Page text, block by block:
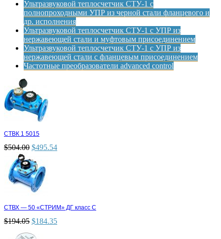
Ультразвуковой теплосчетчик СТУ-1 с
полнопроходными УПР из черной стали фланцевого и
др. исполнения
Ультразвуковой теплосчетчик СТУ-1 с УПР из
нержавеющей стали и муфтовым присоединением
Ультразвуковой теплосчетчик СТУ-1 с УПР из
нержавеющей стали с фланцевым присоединением
Частотные преобразователи advanced control
СТВК 1 5015
$504.00 $495.54
СТВХ — 50 «СТРИМ» ДГ класс С
$194.05 $184.35